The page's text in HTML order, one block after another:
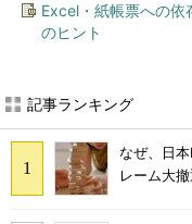
Excel・紙帳票への依
のヒント
記事ランキング
なぜ、日
レーム大